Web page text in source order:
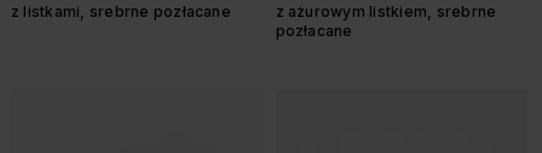
z listkami, srebrne pozłacane
z ażurowym listkiem, srebrne
pozłacane